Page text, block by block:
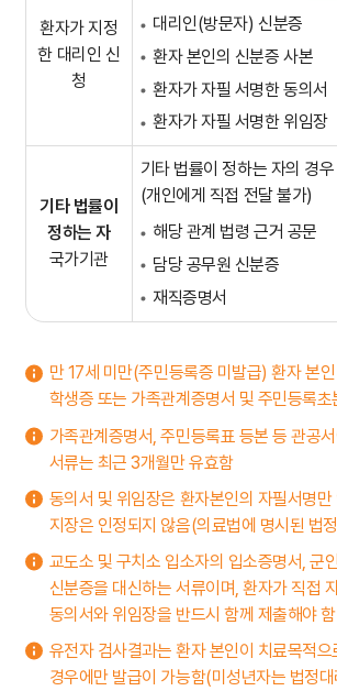
환자가 지정
한 대리인 신
청
대리인(방문자) 신분증
환자 본인의 신분증 사본
환자가 자필 서명한 동의서
환자가 자필 서명한 위임장
기타 법률이
정하는 자
국가기관
기타 법률이 정하는 자의 경
(개인에게 직접 전달 불가)
해당 관계 법령 근거 공문
담당 공무원 신분증
재직증명서
만 17세 미만(주민등록증 미발급) 환자 본
학생증 또는 가족관계증명서 및 주민등록
가족관계증명서, 주민등록표 등본 등 관공
서류는 최근 3개월만 유효함
동의서 및 위임장은 환자본인의 자필서명
지장은 인정되지 않음(의료법에 명시된 법
교도소 및 구치소 입소자의 입소증명서, 군
신분증을 대신하는 서류이며, 환자가 직접
동의서와 위임장을 반드시 함께 제출해야 함
유전자 검사결과는 환자 본인이 치료목적
경우에만 발급이 가능함(미성년자는 법정